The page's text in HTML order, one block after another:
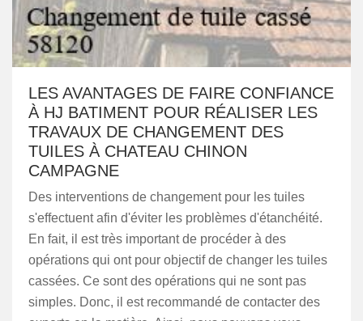
LES AVANTAGES DE FAIRE CONFIANCE
À HJ BATIMENT POUR RÉALISER LES
TRAVAUX DE CHANGEMENT DES
TUILES À CHATEAU CHINON
CAMPAGNE
Des interventions de changement pour les tuiles
s'effectuent afin d'éviter les problèmes d'étanchéité.
En fait, il est très important de procéder à des
opérations qui ont pour objectif de changer les tuiles
cassées. Ce sont des opérations qui ne sont pas
simples. Donc, il est recommandé de contacter des